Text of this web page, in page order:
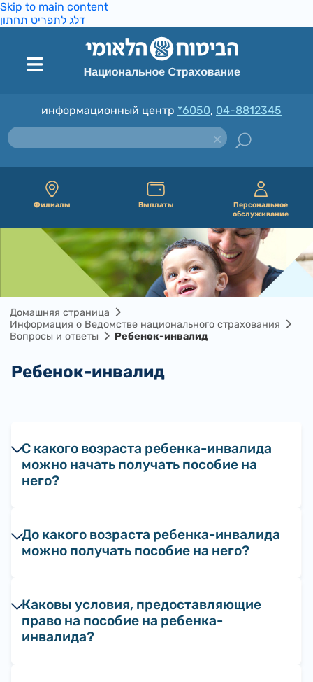
Skip to main content
דלג לתפריט תחתון
информационный центр *6050, 04-8812345
Филиалы Выплаты
Персональное
обслуживание
Домашняя страница
Информация о Ведомстве национального страхования
Вопросы и ответы
Ребенок-инвалид
Ребенок-инвалид
С какого возраста ребенка-инвалида
можно начать получать пособие на
него?
До какого возраста ребенка-инвалида
можно получать пособие на него?
Каковы условия, предоставляющие
право на пособие на ребенка-
инвалида?